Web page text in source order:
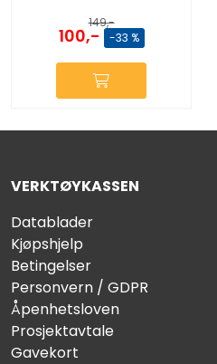
149,-
100,- -33 %
VERKTØYKASSEN
Datablader
Kjøpshjelp
Betingelser
Personvern / GDPR
Åpenhetsloven
Prosjektavtale
Gavekort